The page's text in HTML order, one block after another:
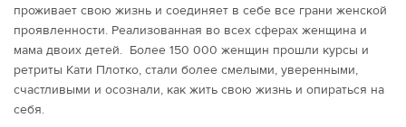
проживает свою жизнь и соединяет в себе все грани женской
проявленности. Реализованная во всех сферах женщина и
мама двоих детей. Более 150 000 женщин прошли курсы и
ретриты Кати Плотко, стали более смелыми, уверенными,
счастливыми и осознали, как жить свою жизнь и опираться на
себя.